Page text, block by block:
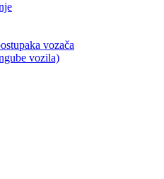
vozača
vozila)